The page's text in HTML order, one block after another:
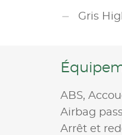
Gris
ABS,
Airbag
Arrêt et